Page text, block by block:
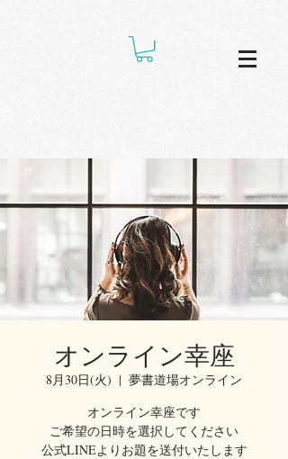
オンライン幸座
8月30日(火)
  |
夢書道場オンライン
オンライン幸座です
ご希望の日時を選択してください
公式LINEよりお題を送付いたします